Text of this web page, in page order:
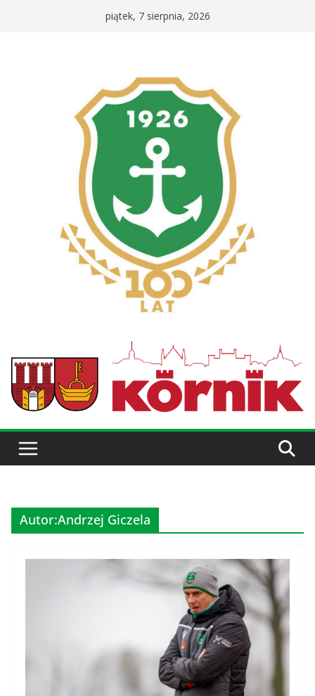
piątek, 7 sierpnia, 2026
Autor:Andrzej Giczela